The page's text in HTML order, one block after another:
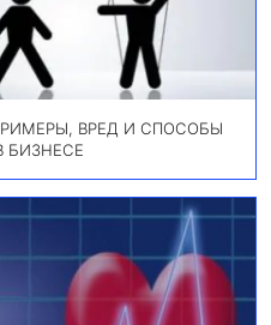
ВРЕД И СПОСОБЫ
БИЗНЕСЕ